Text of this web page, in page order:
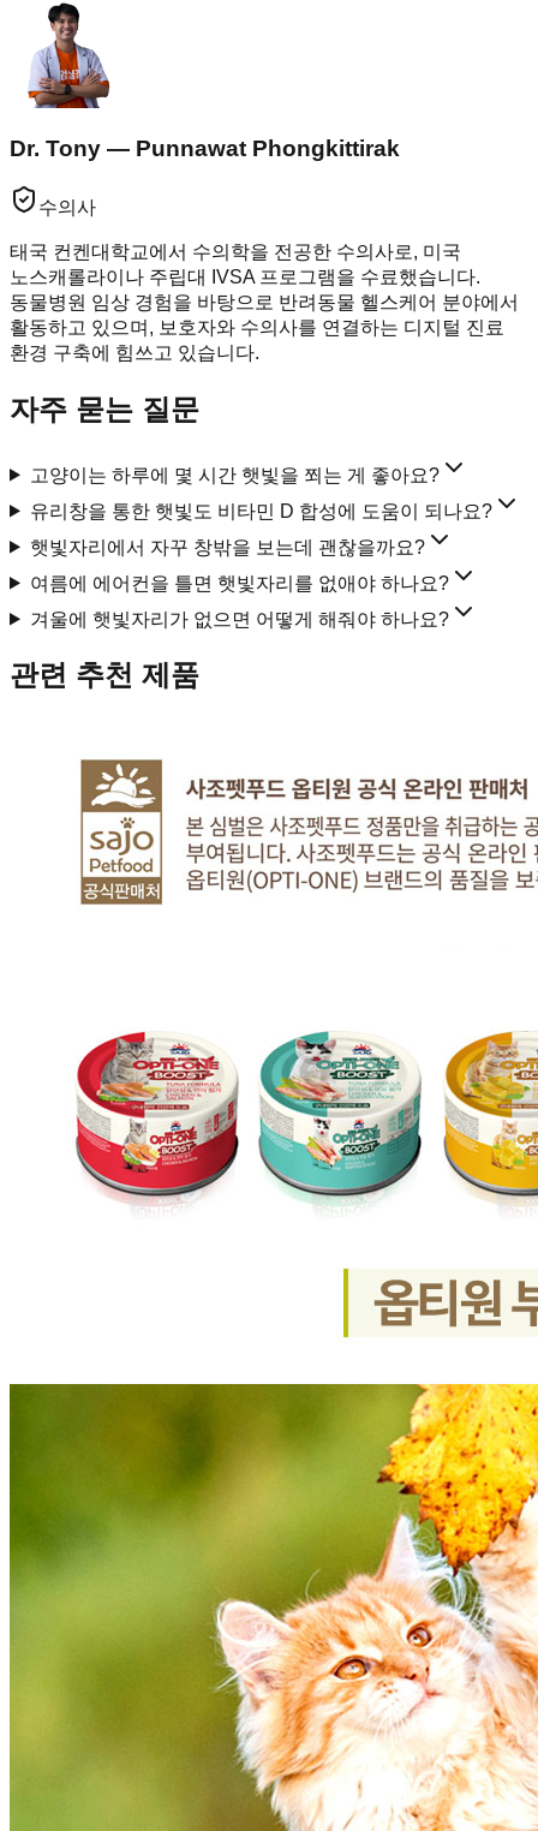
Dr. Tony — Punnawat Phongkittirak
수의사
태국 컨켄대학교에서 수의학을 전공한 수의사로, 미국
노스캐롤라이나 주립대 IVSA 프로그램을 수료했습니다.
동물병원 임상 경험을 바탕으로 반려동물 헬스케어 분야에서
활동하고 있으며, 보호자와 수의사를 연결하는 디지털 진료
환경 구축에 힘쓰고 있습니다.
자주 묻는 질문
고양이는 하루에 몇 시간 햇빛을 쬐는 게 좋아요?
유리창을 통한 햇빛도 비타민 D 합성에 도움이 되나요?
햇빛자리에서 자꾸 창밖을 보는데 괜찮을까요?
여름에 에어컨을 틀면 햇빛자리를 없애야 하나요?
겨울에 햇빛자리가 없으면 어떻게 해줘야 하나요?
관련 추천 제품